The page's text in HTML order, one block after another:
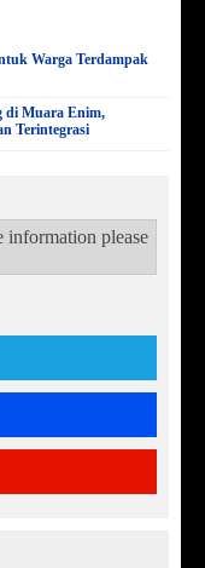
Warga Terdampak
di Muara Enim,
Terintegrasi
information please